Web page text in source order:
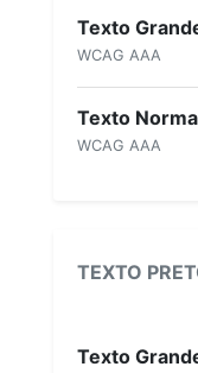
Texto
WCAG AAA
Texto
WCAG AAA
TEXTO
Texto